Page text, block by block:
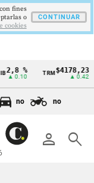
%
▲ 0.10
TRM$4178,23
▲ 0.42
no no
person search
fines
o
cookies
CONTINUAR